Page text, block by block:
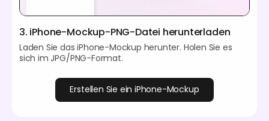
3. iPhone-Mockup-PNG-Datei herunterladen
Laden Sie das iPhone-Mockup herunter. Holen Sie es
sich im JPG/PNG-Format.
Erstellen Sie ein iPhone-Mockup